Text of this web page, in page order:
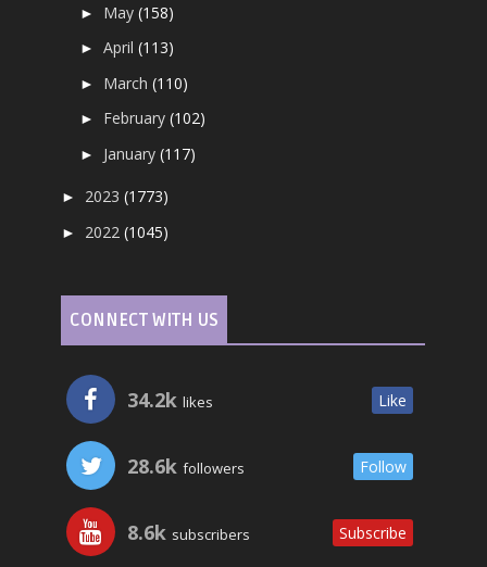
► May(158)
►April(113)
► March(110)
► February(102)
► January(117)
► 2023(1773)
► 2022(1045)
CONNECT WITH US
34.2k likes Like
28.6k followers Follow
8.6k subscribers Subscribe